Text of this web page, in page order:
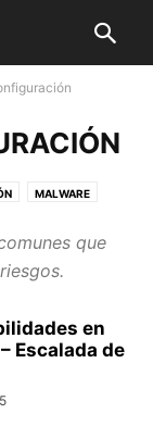
MALWARE
que
en
Escalada de